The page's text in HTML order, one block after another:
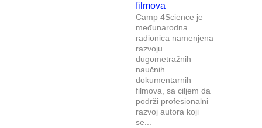
filmova
Camp 4Science je
međunarodna
radionica namenjena
razvoju
dugometražnih
naučnih
dokumentarnih
filmova, sa ciljem da
podrži profesionalni
razvoj autora koji
se...